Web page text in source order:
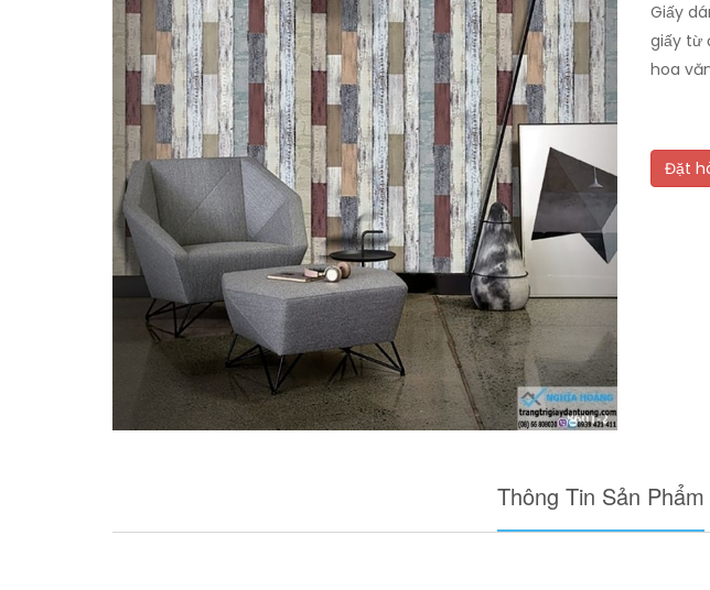
Giấy
giấy từ
hoa
Đặt
Thông Tin Sản Phẩm